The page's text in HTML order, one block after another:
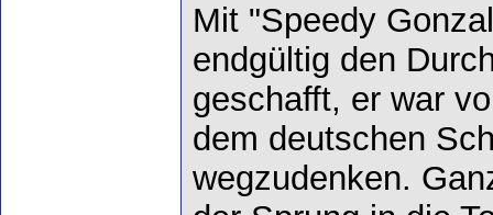
Mit "Speedy
endgültig den
geschafft, er war
dem deutschen
wegzudenken.